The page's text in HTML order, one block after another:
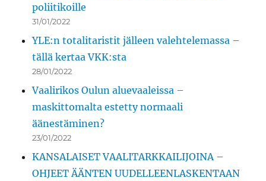
poliitikoille
31/01/2022
YLE:n totalitaristit jälleen valehtelemassa –
tällä kertaa VKK:sta
28/01/2022
Vaalirikos Oulun aluevaaleissa –
maskittomalta estetty normaali
äänestäminen?
23/01/2022
KANSALAISET VAALITARKKAILIJOINA –
OHJEET ÄÄNTEN UUDELLEENLASKENTAAN